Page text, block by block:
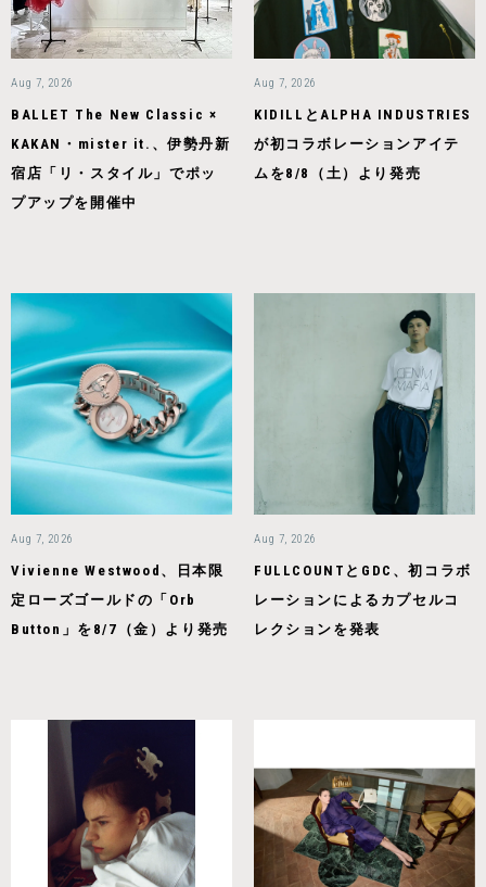
Aug 7, 2026
BALLET The New Classic ×
KAKAN・mister it.、伊勢丹新
宿店「リ・スタイル」でポッ
プアップを開催中
Aug 7, 2026
KIDILLとALPHA INDUSTRIES
が初コラボレーションアイテ
ムを8/8（土）より発売
Aug 7, 2026
Vivienne Westwood、日本限
定ローズゴールドの「Orb
Button」を8/7（金）より発売
Aug 7, 2026
FULLCOUNTとGDC、初コラボ
レーションによるカプセルコ
レクションを発表